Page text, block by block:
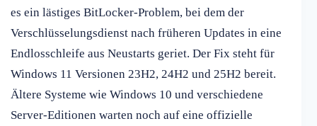
es ein lästiges BitLocker-Problem, bei dem der
Verschlüsselungsdienst nach früheren Updates in eine
Endlosschleife aus Neustarts geriet. Der Fix steht für
Windows 11 Versionen 23H2, 24H2 und 25H2 bereit.
Ältere Systeme wie Windows 10 und verschiedene
Server-Editionen warten noch auf eine offizielle